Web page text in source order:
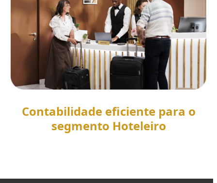
Contabilidade eficiente para o
segmento Hoteleiro